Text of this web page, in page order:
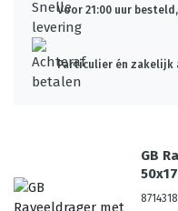
Voor 21:00 uur
Particulier én zakelijk
GB